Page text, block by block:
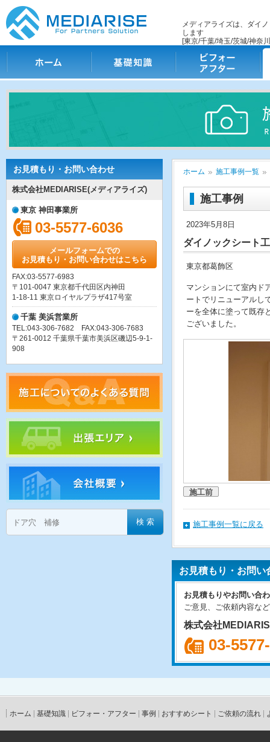
メディアライズは、ダイ
します
[東京/千葉/埼玉/茨城/神奈
ホーム 基礎知識 ビフォー・アフター 施
お見積もり・お問い合わせ
株式会社MEDIARISE(メディアライズ)
東京 神田事業所
03-5577-6036
メールフォームでの
お見積もり・お問い合わせはこちら
FAX:03-5577-6983
〒101-0047 東京都千代田区内神田
1-18-11 東京ロイヤルプラザ417号室
千葉 美浜営業所
TEL:043-306-7682 FAX:043-306-7683
〒261-0012 千葉県千葉市美浜区磯辺5-9-1-
908
ホーム 施工事例一覧
施工事例
2023年5月8日
ダイノックシート
東京都葛飾区
マンションにて室内ド
ートでリニューアルし
ーを全体に塗って既存
ございました。
施工前
施工事例一覧に戻る
お見積もり・お問い
お見積もりやお問い合
ご意見、ご依頼内容な
株式会社
03-
ホーム 基礎知識 ビフォー・アフター 事例 おすすめシート ご依頼の流れ